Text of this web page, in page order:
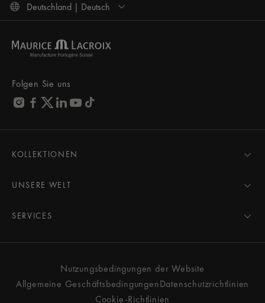
Deutschland | Deutsch
Folgen Sie uns
KOLLEKTIONEN
AIKON
PONTOS
FIABA
Herren
UNSERE WELT
Pressebereich
Partnerschaften
SERVICES
Pflegeberatung
Services & Preise
Kontakt
Nutzungsbedingungen der Website
Allgemeine GeschäftsbedingungenDatenschutzrichtlinien
Cookie-Richtlinien